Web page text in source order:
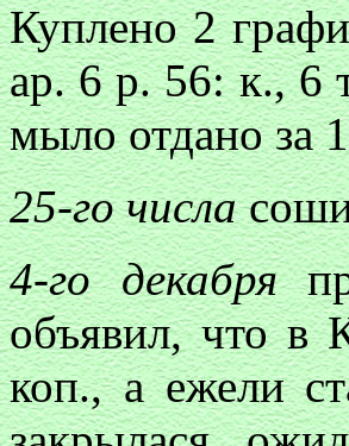
Куплено 2
ар. 6 р. 56: к., 6
мыло отдано за
25-го числа
4-го декабря
объявил, что в
коп., а ежели